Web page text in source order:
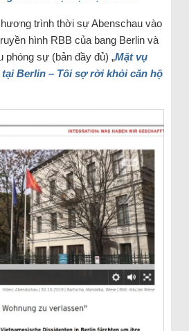
trình thời sự Abenschau vào
hình RBB của bang Berlin và
phóng sự (bản đầy đủ) „Mật vụ
tại Berlin – Tôi sợ rời khỏi căn hộ